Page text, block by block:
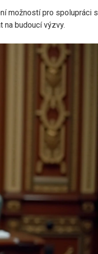
možností pro spolupráci s
na budoucí výzvy.